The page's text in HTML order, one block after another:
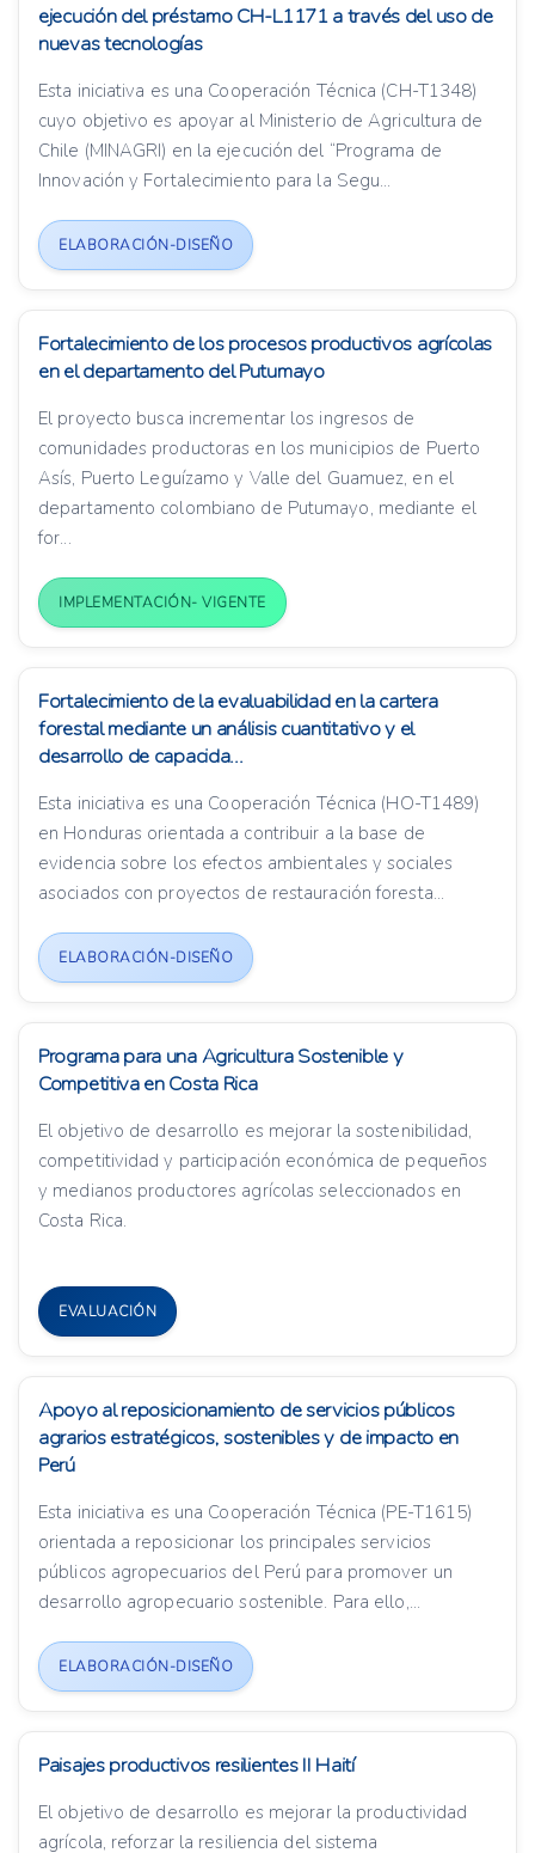
ejecución del préstamo CH-L1171 a través del uso de
nuevas tecnologías
Esta iniciativa es una Cooperación Técnica (CH-T1348)
cuyo objetivo es apoyar al Ministerio de Agricultura de
Chile (MINAGRI) en la ejecución del “Programa de
Innovación y Fortalecimiento para la Segu...
ELABORACIÓN-DISEÑO
Fortalecimiento de los procesos productivos agrícolas
en el departamento del Putumayo
El proyecto busca incrementar los ingresos de
comunidades productoras en los municipios de Puerto
Asís, Puerto Leguízamo y Valle del Guamuez, en el
departamento colombiano de Putumayo, mediante el
for...
IMPLEMENTACIÓN- VIGENTE
Fortalecimiento de la evaluabilidad en la cartera
forestal mediante un análisis cuantitativo y el
desarrollo de capacida...
Esta iniciativa es una Cooperación Técnica (HO-T1489)
en Honduras orientada a contribuir a la base de
evidencia sobre los efectos ambientales y sociales
asociados con proyectos de restauración foresta...
ELABORACIÓN-DISEÑO
Programa para una Agricultura Sostenible y
Competitiva en Costa Rica
El objetivo de desarrollo es mejorar la sostenibilidad,
competitividad y participación económica de pequeños
y medianos productores agrícolas seleccionados en
Costa Rica.
EVALUACIÓN
Apoyo al reposicionamiento de servicios públicos
agrarios estratégicos, sostenibles y de impacto en
Perú
Esta iniciativa es una Cooperación Técnica (PE-T1615)
orientada a reposicionar los principales servicios
públicos agropecuarios del Perú para promover un
desarrollo agropecuario sostenible. Para ello,...
ELABORACIÓN-DISEÑO
Paisajes productivos resilientes II Haití
El objetivo de desarrollo es mejorar la productividad
agrícola, reforzar la resiliencia del sistema